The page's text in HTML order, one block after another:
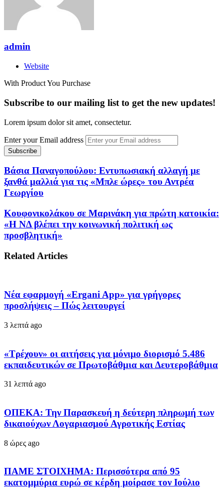
admin
Website
With Product You Purchase
Subscribe to our mailing list to get the new updates!
Lorem ipsum dolor sit amet, consectetur.
Enter your Email address
Βάσια Παναγοπούλου: Εντυπωσιακή αλλαγή με
ξανθά μαλλιά για τις «Μπλε ώρες» του Αντρέα
Γεωργίου
Κουφονικολάκου σε Μαρινάκη για πρώτη κατοικία:
«Η ΝΔ βλέπει την κοινωνική πολιτική ως
προσβλητική»
Related Articles
Νέα εφαρμογή «Ergani App» για γρήγορες
προσλήψεις – Πώς λειτουργεί
3 λεπτά ago
«Τρέχουν» οι αιτήσεις για μόνιμο διορισμό 5.486
εκπαιδευτικών σε Πρωτοβάθμια και Δευτεροβάθμια
31 λεπτά ago
ΟΠΕΚΑ: Την Παρασκευή η δεύτερη πληρωμή των
δικαιούχων Λογαριασμού Αγροτικής Εστίας
8 ώρες ago
ΠΑΜΕ ΣΤΟΙΧΗΜΑ: Περισσότερα από 95
εκατομμύρια ευρώ σε κέρδη μοίρασε τον Ιούλιο